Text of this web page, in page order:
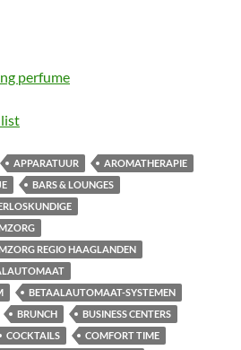
perfume
APPARATUUR
AROMATHERAPIE
BARS & LOUNGES
REGIO HAAGLANDEN
BETAALAUTOMAAT-SYSTEMEN
BRUNCH
BUSINESS CENTERS
COCKTAILS
COMFORT TIME